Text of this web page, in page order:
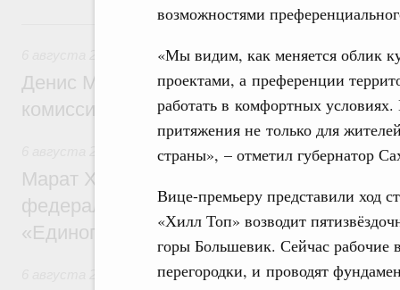
возможностями
«Мы видим, как меняется облик
проектами, а преференции
работать в комфортных
притяжения не только для
страны», – отметил губернатор
Вице-премьеру представили ход
«Хилл Топ» возводит
горы Большевик. Сейчас рабочие
перегородки, и проводят
6 августа, четверг
Общие вопросы промышленной политики
Денис Мантуров провёл заседание
комиссии по промышленности
Регулирование в сфере строительства
Марат Хуснуллин: Более 130
федерального значения построено под
«Единого заказчика»
Национальный проект «Инфраструктура